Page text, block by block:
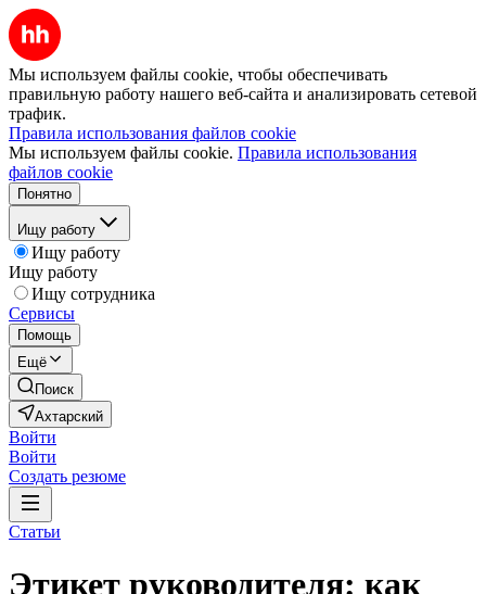
Мы используем файлы cookie, чтобы обеспечивать
правильную работу нашего веб-сайта и анализировать сетевой
трафик.
Правила использования файлов cookie
Мы используем файлы cookie. Правила использования
файлов cookie
Понятно
Ищу работу
Ищу работу
Ищу работу
Ищу сотрудника
Сервисы
Помощь
Ещё
Поиск
Ахтарский
Войти
Войти
Создать резюме
Статьи
Этикет руководителя: как